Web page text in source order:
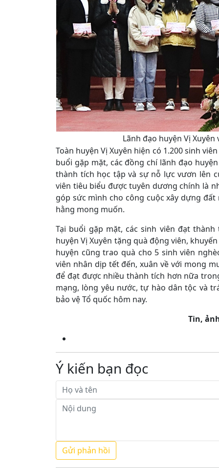
Lãnh đạo huyện Vị
Toàn huyện Vị Xuyên hiện có 1.200 sinh
buổi gặp mặt, các đồng chí lãnh đạo
thành tích học tập và sự nỗ lực vươn lên
viên tiêu biểu được tuyên dương chính là
góp sức mình cho công cuộc xây dựng
hằng mong muốn.
Tại buổi gặp mặt, các sinh viên đạt
huyện Vị Xuyên tặng quà động viên,
huyện cũng trao quà cho 5 sinh viên
viên nhân dịp tết đến, xuân về với mong
để đạt được nhiều thành tích hơn nữa
mạng, lòng yêu nước, tự hào dân tộc và
bảo vệ Tổ quốc hôm nay.
Tin,
Ý kiến bạn đọc